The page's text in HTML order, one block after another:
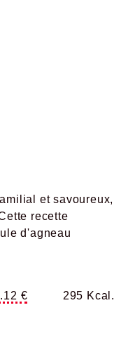
et savoureux,
recette
d'agneau
€ 295 Kcal.